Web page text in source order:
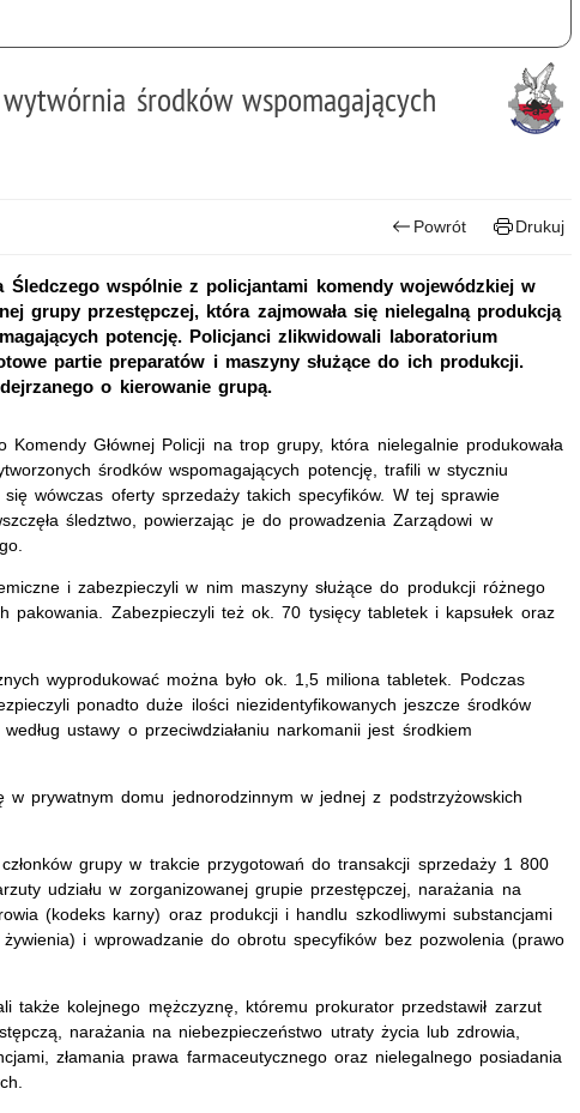
środków wspomagających
Powrót Drukuj
Śledczego wspólnie z policjantami komendy wojewódzkiej w
grupy przestępczej, która zajmowała się nielegalną produkcją
potencję. Policjanci zlikwidowali laboratorium
partie preparatów i maszyny służące do ich produkcji.
o kierowanie grupą.
Komendy Głównej Policji na trop grupy, która nielegalnie produkowała
środków wspomagających potencję, trafili w styczniu
wówczas oferty sprzedaży takich specyfików. W tej sprawie
śledztwo, powierzając je do prowadzenia Zarządowi w
i zabezpieczyli w nim maszyny służące do produkcji różnego
pakowania. Zabezpieczyli też ok. 70 tysięcy tabletek i kapsułek oraz
wyprodukować można było ok. 1,5 miliona tabletek. Podczas
ponadto duże ilości niezidentyfikowanych jeszcze środków
ustawy o przeciwdziałaniu narkomanii jest środkiem
w prywatnym domu jednorodzinnym w jednej z podstrzyżowskich
grupy w trakcie przygotowań do transakcji sprzedaży 1 800
udziału w zorganizowanej grupie przestępczej, narażania na
(kodeks karny) oraz produkcji i handlu szkodliwymi substancjami
i wprowadzanie do obrotu specyfików bez pozwolenia (prawo
także kolejnego mężczyznę, któremu prokurator przedstawił zarzut
narażania na niebezpieczeństwo utraty życia lub zdrowia,
złamania prawa farmaceutycznego oraz nielegalnego posiadania